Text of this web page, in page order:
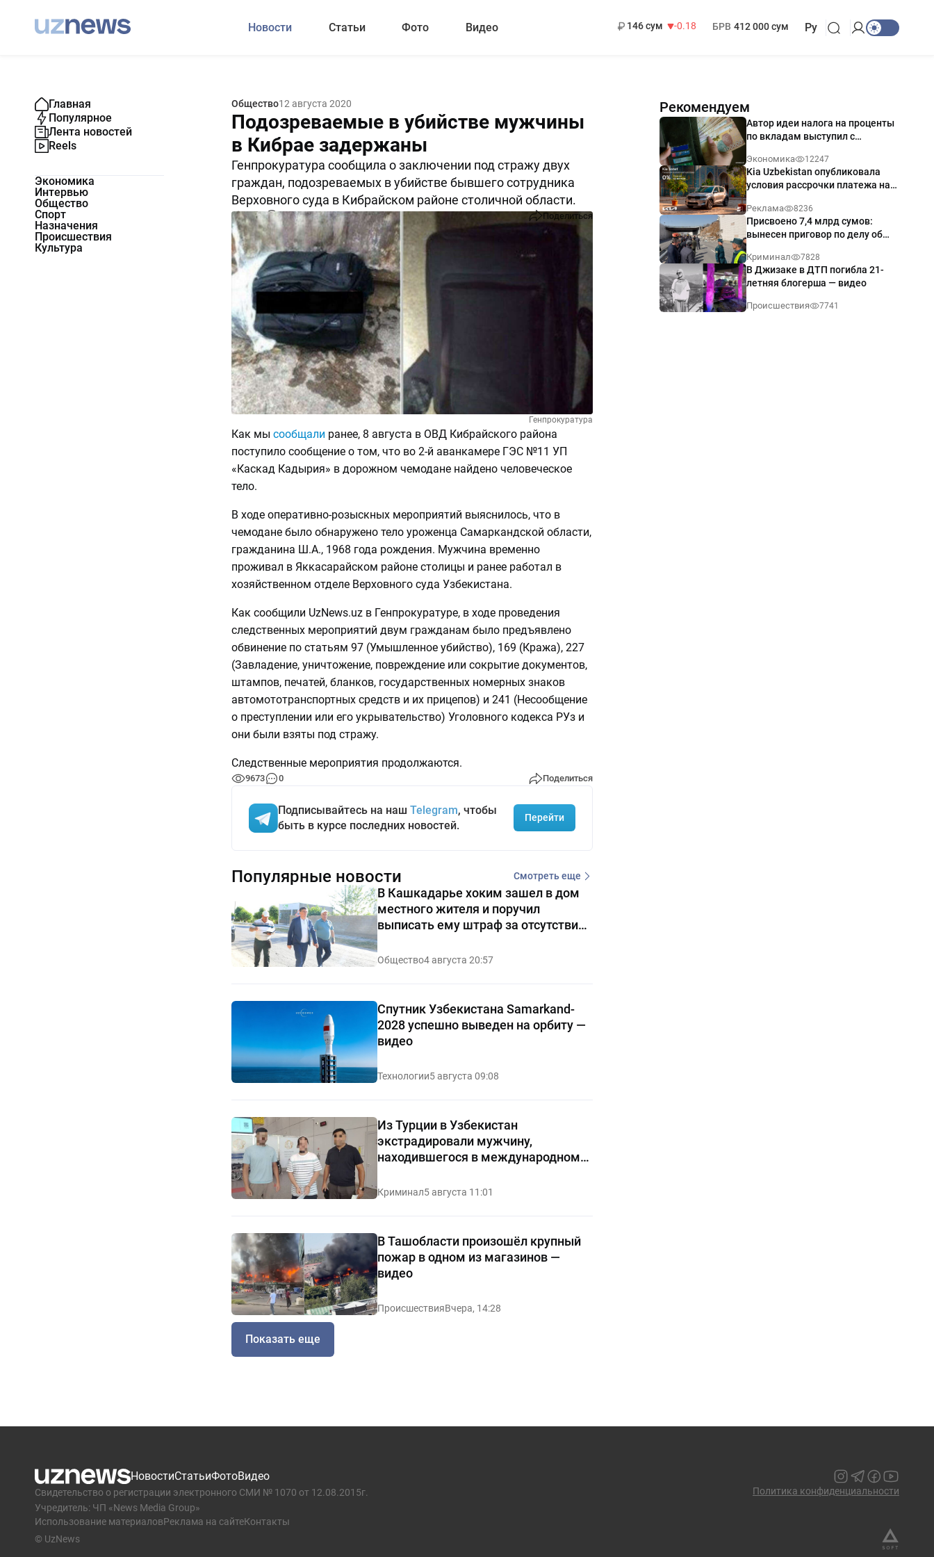
Новости Статьи Фото Видео
146 сум
-0.18
БРВ 412 000 сум Ру
Главная
Популярное
Лента новостей
Reels
Экономика
Интервью
Общество
Спорт
Назначения
Происшествия
Культура
Общество12 августа 2020
Подозреваемые в убийстве мужчины
в Кибрае задержаны
Генпрокуратура сообщила о заключении под стражу двух
граждан, подозреваемых в убийстве бывшего сотрудника
Верховного суда в Кибрайском районе столичной области.
9673 0 Поделиться
Генпрокуратура
Как мы сообщали ранее, 8 августа в ОВД Кибрайского района
поступило сообщение о том, что во 2-й аванкамере ГЭС №11 УП
«Каскад Кадырия» в дорожном чемодане найдено человеческое
тело.
В ходе оперативно-розыскных мероприятий выяснилось, что в
чемодане было обнаружено тело уроженца Самаркандской области,
гражданина Ш.А., 1968 года рождения. Мужчина временно
проживал в Яккасарайском районе столицы и ранее работал в
хозяйственном отделе Верховного суда Узбекистана.
Как сообщили UzNews.uz в Генпрокуратуре, в ходе проведения
следственных мероприятий двум гражданам было предъявлено
обвинение по статьям 97 (Умышленное убийство), 169 (Кража), 227
(Завладение, уничтожение, повреждение или сокрытие документов,
штампов, печатей, бланков, государственных номерных знаков
автомототранспортных средств и их прицепов) и 241 (Несообщение
о преступлении или его укрывательство) Уголовного кодекса РУз и
они были взяты под стражу.
Следственные мероприятия продолжаются.
9673 0 Поделиться
Подписывайтесь на наш Telegram, чтобы
быть в курсе последних новостей.
Перейти
Рекомендуем
Автор идеи налога на проценты
по вкладам выступил с
Экономика 12247
Kia Uzbekistan опубликовала
условия рассрочки платежа на
годовых
Реклама 8236
Присвоено 7,4 млрд сумов:
вынесен приговор по делу об
Ташкенте
Криминал 7828
В Джизаке в ДТП погибла 21-
летняя блогерша — видео
Происшествия 7741
Популярные новости Смотреть еще
В Кашкадарье хоким зашел в дом
местного жителя и поручил
выписать ему штраф за отсутствие
чистоты — видео
Общество4 августа 20:57
Спутник Узбекистана Samarkand-
2028 успешно выведен на орбиту —
видео
Технологии5 августа 09:08
Из Турции в Узбекистан
экстрадировали мужчину,
находившегося в международном
Криминал5 августа 11:01
В Ташобласти произошёл крупный
пожар в одном из магазинов —
видео
ПроисшествияВчера, 14:28
Показать еще
НовостиСтатьиФотоВидео
Свидетельство о регистрации электронного СМИ № 1070 от 12.08.2015г.
Учредитель: ЧП «News Media Group»
Использование материаловРеклама на сайтеКонтакты
Политика конфиденциальности
© UzNews